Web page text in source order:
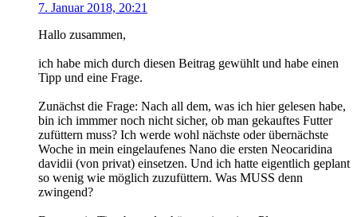
7. Januar 2018, 20:21
Hallo zusammen,
ich habe mich durch diesen Beitrag gewühlt und habe einen
Tipp und eine Frage.
Zunächst die Frage: Nach all dem, was ich hier gelesen habe,
bin ich immmer noch nicht sicher, ob man gekauftes Futter
zufüttern muss? Ich werde wohl nächste oder übernächste
Woche in mein eingelaufenes Nano die ersten Neocaridina
davidii (von privat) einsetzen. Und ich hatte eigentlich geplant
so wenig wie möglich zuzufüttern. Was MUSS denn
zwingend?